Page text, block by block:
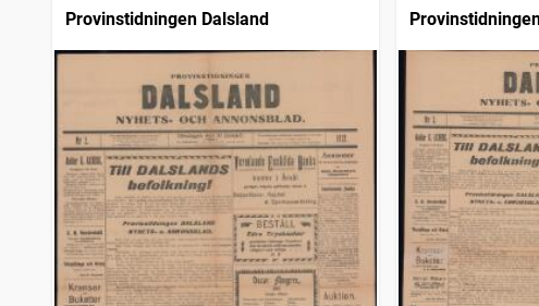
Provinstidningen Dalsland